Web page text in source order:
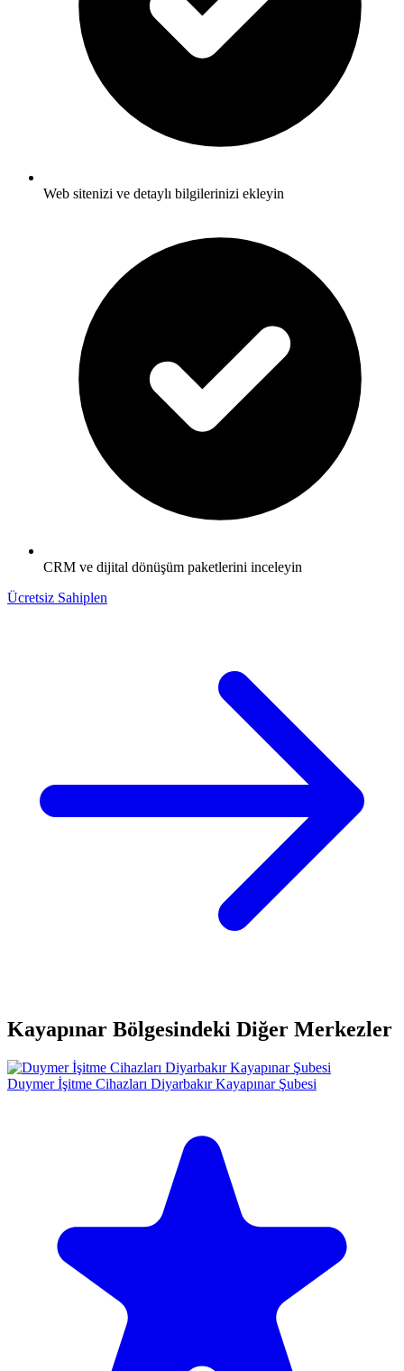
Web sitenizi ve detaylı bilgilerinizi ekleyin
CRM ve dijital dönüşüm paketlerini inceleyin
Ücretsiz Sahiplen
Kayapınar Bölgesindeki Diğer Merkezler
Duymer İşitme Cihazları Diyarbakır Kayapınar Şubesi